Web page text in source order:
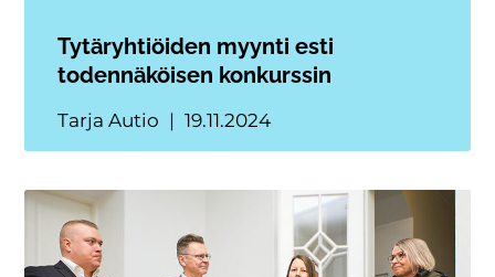
Tytäryhtiöiden myynti esti
todennäköisen konkurssin
Tarja Autio 19.11.2024